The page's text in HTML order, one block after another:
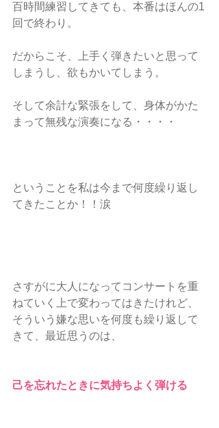
百時間練習してきても、本番はほんの1
回で終わり。
だからこそ、上手く弾きたいと思って
しまうし、欲もかいてしまう。
そして余計な緊張をして、身体がかた
まって無残な演奏になる・・・・
ということを私は今まで何度繰り返し
てきたことか！！涙
さすがに大人になってコンサートを重
ねていく上で変わってはきたけれど、
そういう嫌な思いを何度も繰り返して
きて、最近思うのは、
己を忘れたときに気持ちよく弾ける